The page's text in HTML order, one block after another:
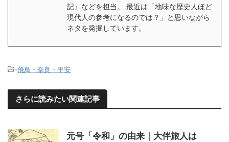
記』などを担当。 最近は「地味な歴史人ほど
現代人の参考になるのでは？」と思いながら
ネタを発掘しています。
-飛鳥・奈良・平安
さらに読みたい関連記事
元号「令和」の由来｜大伴旅人は